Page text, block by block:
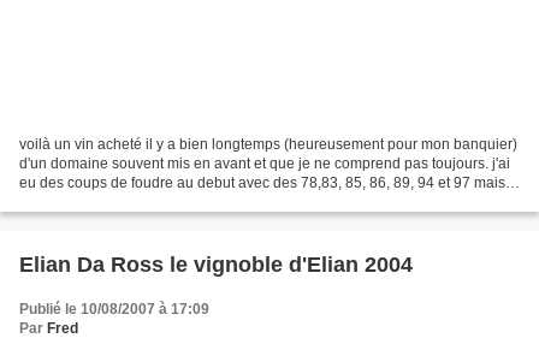
voilà un vin acheté il y a bien longtemps (heureusement pour mon banquier)
d'un domaine souvent mis en avant et que je ne comprend pas toujours. j'ai
eu des coups de foudre au debut avec des 78,83, 85, 86, 89, 94 et 97 mais
Elian Da Ross le vignoble d'Elian 2004
Publié le 10/08/2007 à 17:09
Par Fred